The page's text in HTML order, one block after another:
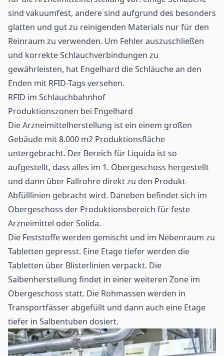
sind vakuumfest, andere sind aufgrund des besonders
glatten und gut zu reinigenden Materials nur für den
Reinraum zu verwenden. Um Fehler auszuschließen
und korrekte Schlauchverbindungen zu
gewährleisten, hat Engelhard die Schläuche an den
Enden mit RFID-Tags versehen.
RFID im Schlauchbahnhof
Produktionszonen bei Engelhard
Die Arzneimittelherstellung ist ein einem großen
Gebäude mit 8.000 m2 Produktionsfläche
untergebracht. Der Bereich für Liquida ist so
aufgestellt, dass alles im 1. Obergeschoss hergestellt
und dann über Fallrohre direkt zu den Produkt-
Abfülllinien gebracht wird. Daneben befindet sich im
Obergeschoss der Produktionsbereich für feste
Arzneimittel oder Solida.
Die Feststoffe werden gemischt und im Nebenraum zu
Tabletten gepresst. Eine Etage tiefer werden die
Tabletten über Blisterlinien verpackt. Die
Salbenherstellung findet in einer weiteren Zone im
Obergeschoss statt. Die Rohmassen werden in
Transportfässer abgefüllt und dann auch eine Etage
tiefer in Salbentuben dosiert.